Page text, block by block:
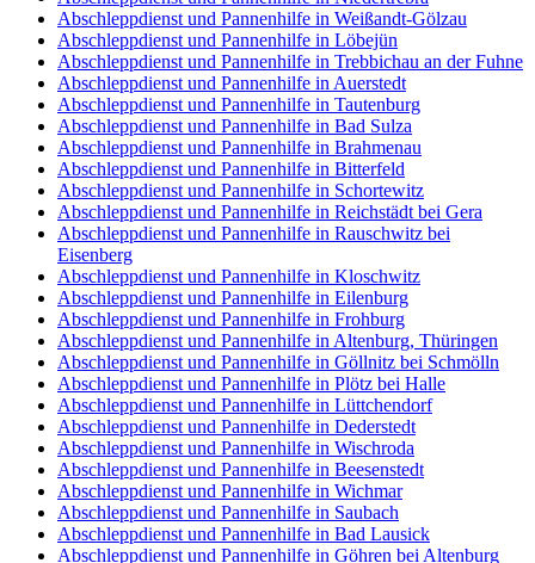
Abschleppdienst und Pannenhilfe in Weißandt-Gölzau
Abschleppdienst und Pannenhilfe in Löbejün
Abschleppdienst und Pannenhilfe in Trebbichau an der Fuhne
Abschleppdienst und Pannenhilfe in Auerstedt
Abschleppdienst und Pannenhilfe in Tautenburg
Abschleppdienst und Pannenhilfe in Bad Sulza
Abschleppdienst und Pannenhilfe in Brahmenau
Abschleppdienst und Pannenhilfe in Bitterfeld
Abschleppdienst und Pannenhilfe in Schortewitz
Abschleppdienst und Pannenhilfe in Reichstädt bei Gera
Abschleppdienst und Pannenhilfe in Rauschwitz bei
Eisenberg
Abschleppdienst und Pannenhilfe in Kloschwitz
Abschleppdienst und Pannenhilfe in Eilenburg
Abschleppdienst und Pannenhilfe in Frohburg
Abschleppdienst und Pannenhilfe in Altenburg, Thüringen
Abschleppdienst und Pannenhilfe in Göllnitz bei Schmölln
Abschleppdienst und Pannenhilfe in Plötz bei Halle
Abschleppdienst und Pannenhilfe in Lüttchendorf
Abschleppdienst und Pannenhilfe in Dederstedt
Abschleppdienst und Pannenhilfe in Wischroda
Abschleppdienst und Pannenhilfe in Beesenstedt
Abschleppdienst und Pannenhilfe in Wichmar
Abschleppdienst und Pannenhilfe in Saubach
Abschleppdienst und Pannenhilfe in Bad Lausick
Abschleppdienst und Pannenhilfe in Göhren bei Altenburg